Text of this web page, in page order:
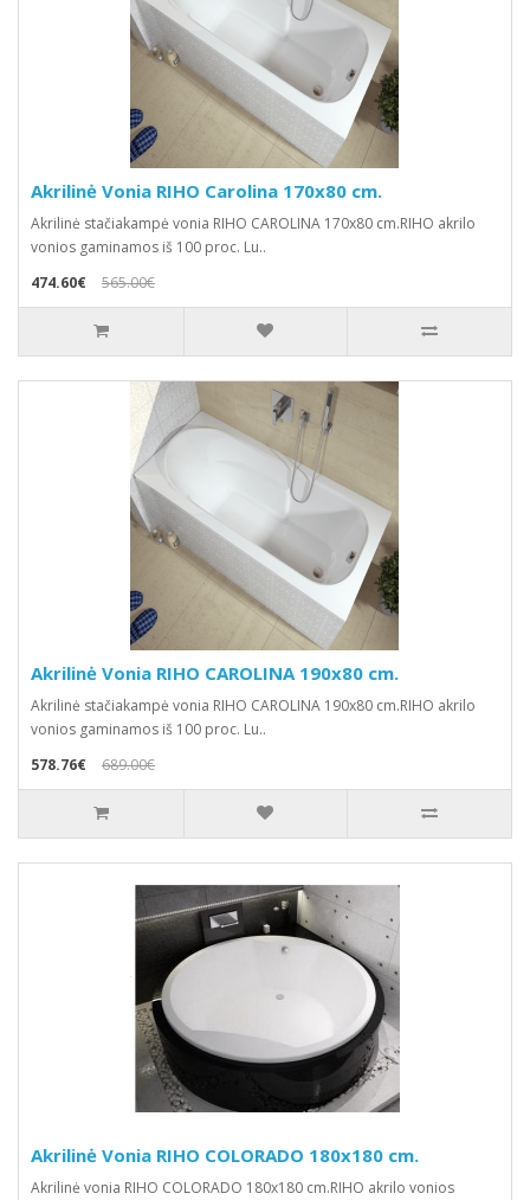
Akrilinė Vonia RIHO Carolina 170x80 cm.
Akrilinė stačiakampė vonia RIHO CAROLINA 170x80 cm.RIHO akrilo
vonios gaminamos iš 100 proc. Lu..
474.60€
565.00€
Akrilinė Vonia RIHO CAROLINA 190x80 cm.
Akrilinė stačiakampė vonia RIHO CAROLINA 190x80 cm.RIHO akrilo
vonios gaminamos iš 100 proc. Lu..
578.76€
689.00€
Akrilinė Vonia RIHO COLORADO 180x180 cm.
Akrilinė vonia RIHO COLORADO 180x180 cm.RIHO akrilo vonios